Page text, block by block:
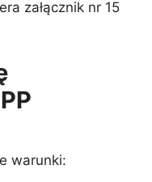
załącznik nr 15
warunki: